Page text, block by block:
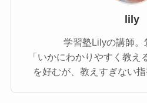
lily
学習塾Lilyの講師。
「いかにわかりやすく教え
を好むが、教えすぎない指